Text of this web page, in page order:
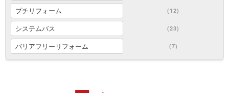
プチリフォーム (12)
システムバス (23)
バリアフリーリフォーム (7)